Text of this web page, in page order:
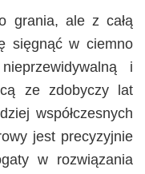
grania, ale z całą
sięgnąć w ciemno
i
ze zdobyczy lat
współczesnych
jest precyzyjnie
w rozwiązania